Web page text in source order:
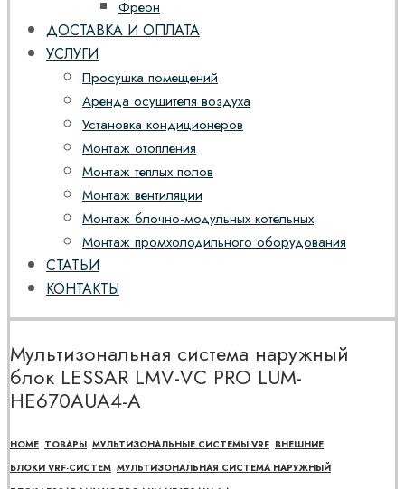
Фреон
ДОСТАВКА И ОПЛАТА
УСЛУГИ
Просушка помещений
Аренда осушителя воздуха
Установка кондиционеров
Монтаж отопления
Монтаж теплых полов
Монтаж вентиляции
Монтаж блочно-модульных котельных
Монтаж промхолодильного оборудования
СТАТЬИ
КОНТАКТЫ
Мультизональная система наружный
блок LESSAR LMV-VC PRO LUM-
HE670AUA4-A
HOME ТОВАРЫ МУЛЬТИЗОНАЛЬНЫЕ СИСТЕМЫ VRF ВНЕШНИЕ
БЛОКИ VRF-СИСТЕМ МУЛЬТИЗОНАЛЬНАЯ СИСТЕМА НАРУЖНЫЙ